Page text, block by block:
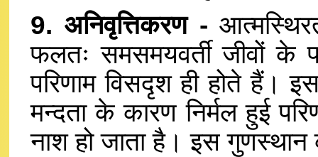
9. अनिवृत्तिकरण -
फलतः समसमयवर्ती जीवों के
परिणाम विसदृश ही होते
मन्दता के कारण निर्मल हुई
नाश हो जाता है। इस गुणस्थान